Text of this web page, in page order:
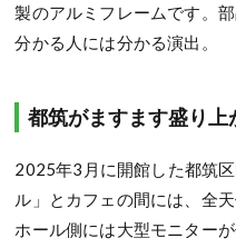
製のアルミフレームです。
分かる人には分かる演出。
都筑がますます盛り上
2025年3月に開館した都筑
ル」とカフェの間には、全
ホール側には大型モニター